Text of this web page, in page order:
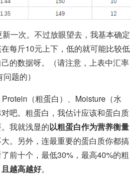
一次。不过放眼望去，我基本确定
每斤10元上下，低的就可能比较低
的数据呀。（请注意，上表中汇率
题的）
（粗蛋白）、Moisture（水
吧。粗蛋白，我估计应该和蛋白质
我就浅显的以粗蛋白作为营养衡量
。另外，连最重要的蛋白质你都搞
前十个，最低30%，最高40%的粗
越高越好。